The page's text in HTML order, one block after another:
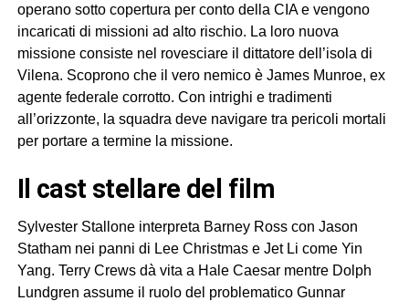
operano sotto copertura per conto della CIA e vengono
incaricati di missioni ad alto rischio. La loro nuova
missione consiste nel rovesciare il dittatore dell’isola di
Vilena. Scoprono che il vero nemico è James Munroe, ex
agente federale corrotto. Con intrighi e tradimenti
all’orizzonte, la squadra deve navigare tra pericoli mortali
per portare a termine la missione.
il cast stellare del film
Sylvester Stallone interpreta Barney Ross con Jason
Statham nei panni di Lee Christmas e Jet Li come Yin
Yang. Terry Crews dà vita a Hale Caesar mentre Dolph
Lundgren assume il ruolo del problematico Gunnar